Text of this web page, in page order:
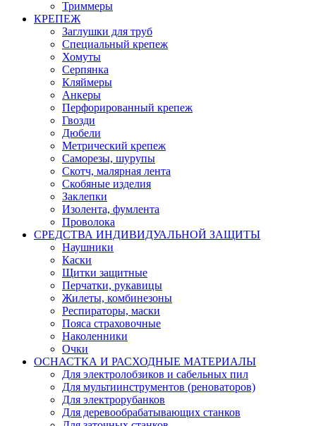
Триммеры
КРЕПЕЖ
Заглушки для труб
Специальный крепеж
Хомуты
Серпянка
Кляймеры
Анкеры
Перфорированный крепеж
Гвозди
Дюбели
Метрический крепеж
Саморезы, шурупы
Скотч, малярная лента
Скобяные изделия
Заклепки
Изолента, фумлента
Проволока
СРЕДСТВА ИНДИВИДУАЛЬНОЙ ЗАЩИТЫ
Наушники
Каски
Щитки защитные
Перчатки, рукавицы
Жилеты, комбинезоны
Респираторы, маски
Пояса страховочные
Наколенники
Очки
ОСНАСТКА И РАСХОДНЫЕ МАТЕРИАЛЫ
Для электролобзиков и сабельных пил
Для мультиинструментов (реноваторов)
Для электрорубанков
Для деревообрабатывающих станков